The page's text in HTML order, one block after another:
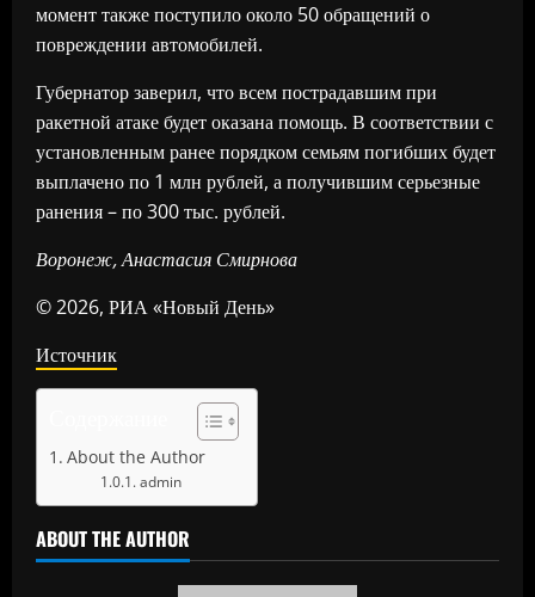
момент также поступило около 50 обращений о
повреждении автомобилей.
Губернатор заверил, что всем пострадавшим при
ракетной атаке будет оказана помощь. В соответствии с
установленным ранее порядком семьям погибших будет
выплачено по 1 млн рублей, а получившим серьезные
ранения – по 300 тыс. рублей.
Воронеж, Анастасия Смирнова
© 2026, РИА «Новый День»
Источник
About the Author
admin
ABOUT THE AUTHOR